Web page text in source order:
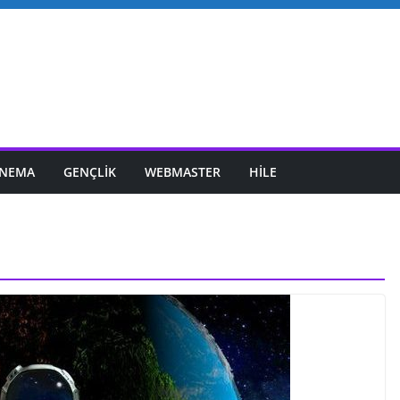
GENÇLIK WEBMASTER HILE